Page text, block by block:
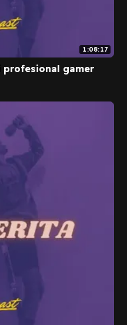
1:08:17
profesional gamer